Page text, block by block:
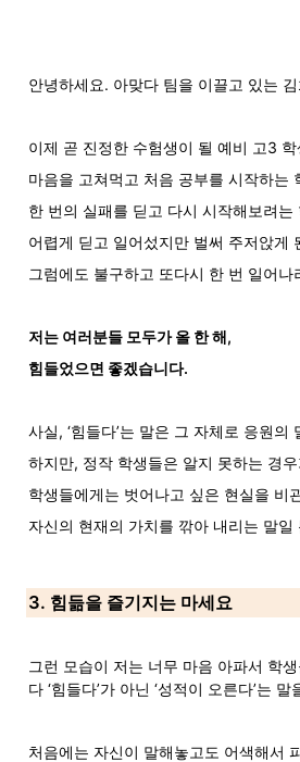
안녕하세요. 아맞다 팀을 이끌고 있는
이제 곧 진정한 수험생이 될 예비 고3 학
마음을 고쳐먹고 처음 공부를 시작하는
한 번의 실패를 딛고 다시 시작해보려는
어렵게 딛고 일어섰지만 벌써 주저앉게
그럼에도 불구하고 또다시 한 번 일어나
저는 여러분들 모두가 올 한 해,
힘들었으면 좋겠습니다.
사실, ‘힘들다’는 말은 그 자체로 응원의
하지만, 정작 학생들은 알지 못하는 경
학생들에게는 벗어나고 싶은 현실을 비
자신의 현재의 가치를 깎아 내리는 말일
3. 힘듦을 즐기지는 마세요
그런 모습이 저는 너무 마음 아파서 학
다 ‘힘들다’가 아닌 ‘성적이 오른다’는
처음에는 자신이 말해놓고도 어색해서